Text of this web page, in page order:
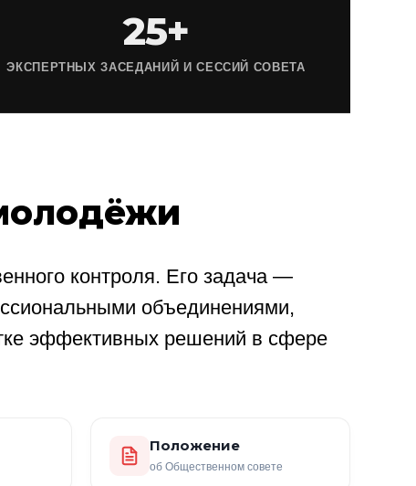
25+
ЭКСПЕРТНЫХ ЗАСЕДАНИЙ И СЕССИЙ СОВЕТА
контроля. Его задача —
объединениями,
эффективных решений в сфере
Положение
об Общественном совете